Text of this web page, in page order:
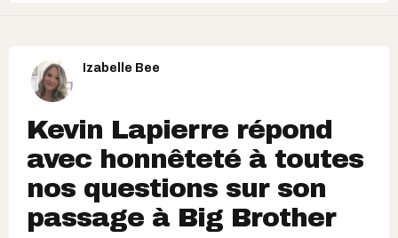
Izabelle Bee
Kevin Lapierre répond
avec honnêteté à toutes
nos questions sur son
passage à Big Brother